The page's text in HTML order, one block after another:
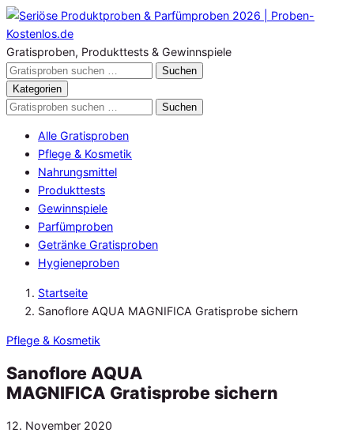
Zum
Inhalt
springen
Gratisproben, Produkttests & Gewinnspiele
Gratisproben
durchsuchen
Suchen
Kategorien
Gratisproben
Suchen
Alle Gratisproben
Pflege & Kosmetik
Nahrungsmittel
Produkttests
Gewinnspiele
Parfümproben
Getränke Gratisproben
Hygieneproben
Startseite
Sanoflore AQUA MAGNIFICA Gratisprobe sichern
Pflege & Kosmetik
Sanoflore AQUA
MAGNIFICA Gratisprobe sichern
Veröffentlicht
12. November 2020